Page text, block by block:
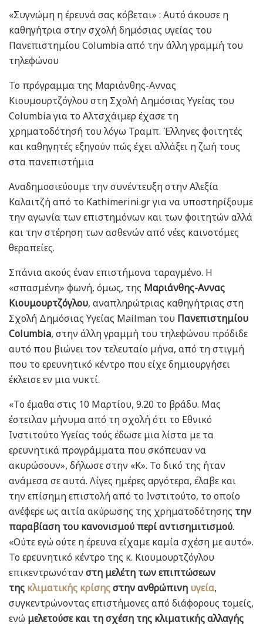
«Συγνώμη η έρευνά σας κόβεται» : Αυτό άκουσε η
καθηγήτρια στην σχολή δημόσιας υγείας του
Πανεπιστημίου Columbia από την άλλη γραμμή του
τηλεφώνου
Το πρόγραμμα της Μαριάνθης-Αννας
Κιουμουρτζόγλου στη Σχολή Δημόσιας Υγείας του
Columbia για το Αλτσχάιμερ έχασε τη
χρηματοδότησή του λόγω Τραμπ. Έλληνες φοιτητές
και καθηγητές εξηγούν πώς έχει αλλάξει η ζωή τους
στα πανεπιστήμια
Αναδημοσιεύουμε την συνέντευξη στην Αλεξία
Καλαιτζή από το Kathimerini.gr για να υποστηρίξουμε
την αγωνία των επιστημόνων και των φοιτητών αλλά
και την στέρηση των ασθενών από νέες καινοτόμες
θεραπείες.
Σπάνια ακούς έναν επιστήμονα ταραγμένο. Η
«σπασμένη» φωνή, όμως, της Μαριάνθης-Αννας
Κιουμουρτζόγλου, αναπληρώτριας καθηγήτριας στη
Σχολή Δημόσιας Υγείας Mailman του Πανεπιστημίου
Columbia, στην άλλη γραμμή του τηλεφώνου πρόδιδε
αυτό που βιώνει τον τελευταίο μήνα, από τη στιγμή
που το ερευνητικό κέντρο που είχε δημιουργήσει
έκλεισε εν μια νυκτί.
«To έμαθα στις 10 Μαρτίου, 9.20 το βράδυ. Μας
έστειλαν μήνυμα από τη σχολή ότι το Εθνικό
Ινστιτούτο Υγείας τούς έδωσε μια λίστα με τα
ερευνητικά προγράμματα που σκόπευαν να
ακυρώσουν», δήλωσε στην «Κ». Το δικό της ήταν
ανάμεσα σε αυτά. Λίγες ημέρες αργότερα, έλαβε και
την επίσημη επιστολή από το Ινστιτούτο, το οποίο
ανέφερε ως αιτία ακύρωσης της χρηματοδότησης την
παραβίαση του κανονισμού περί αντισημιτισμού.
«Ούτε εγώ ούτε η έρευνα είχαμε καμία σχέση με αυτό».
Το ερευνητικό κέντρο της κ. Κιουμουρτζόγλου
επικεντρωνότανστη μελέτη των επιπτώσεων
της κλιματικής κρίσηςστην ανθρώπινη υγεία,
συγκεντρώνοντας επιστήμονες από διάφορους τομείς,
ενώ μελετούσε και τη σχέση της κλιματικής αλλαγής